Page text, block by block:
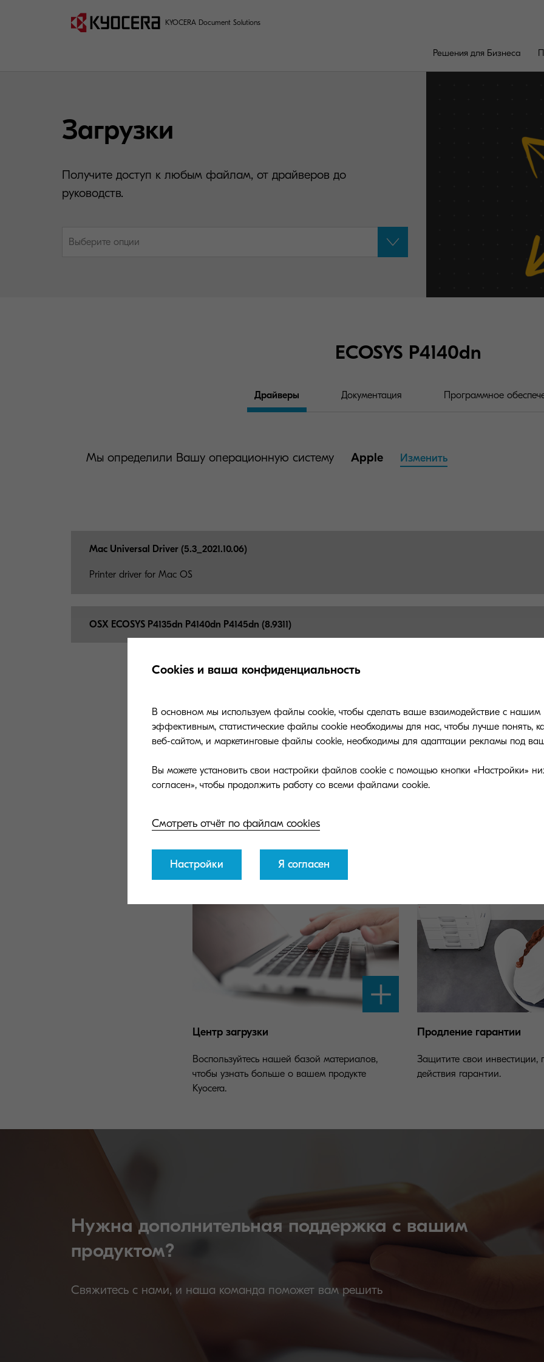
KYOCERA Document Solutions
Решения для Бизнеса
Загрузки
Получите доступ к любым файлам, от драйверов до
руководств.
Выберите опции
ECOSYS P4140dn
Драйверы Документация Программное
Мы определили Вашу операционную систему Apple Изменить
Mac Universal Driver (5.3_ 2021.10.06)
Printer driver for Mac OS
OSX ECOSYS P4135dn P4140dn P4145dn (8.9311)
Сервисные гарантии
поддержку вашего продукта KYOCERA.
Центр загрузки
Воспользуйтесь нашей базой материалов,
чтобы узнать больше о вашем продукте
Kyocera.
Продление гарантии
Защитите свои инвестиции,
действия гарантии.
Нужна дополнительная поддержка с вашим
продуктом?
Свяжитесь с нами, и наша команда поможет вам решить
Cookies и ваша конфиденциальность
В основном мы используем файлы cookie, чтобы сделать ваше взаимодействие с нашим
эффективным, статистические файлы cookie необходимы для нас, чтобы лучше понять,
веб-сайтом, и маркетинговые файлы cookie, необходимы для адаптации рекламы под
Вы можете установить свои настройки файлов cookie с помощью кнопки «Настройки»
согласен», чтобы продолжить работу со всеми файлами cookie.
Смотреть отчёт по файлам cookies
Настройки Я согласен